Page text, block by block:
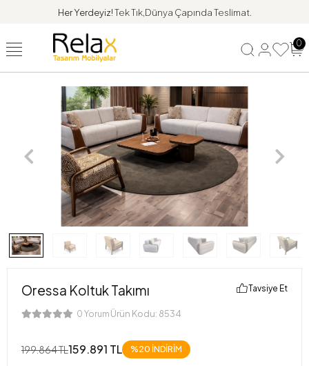
Her Yerdeyiz!Tek Tık,Dünya Çapında Teslimat.
0
Oressa Koltuk Takımı
0 Yorum Ürün Kodu: 8534
Tavsiye Et
199.864 TL159.891 TL %20 İNDİRİM